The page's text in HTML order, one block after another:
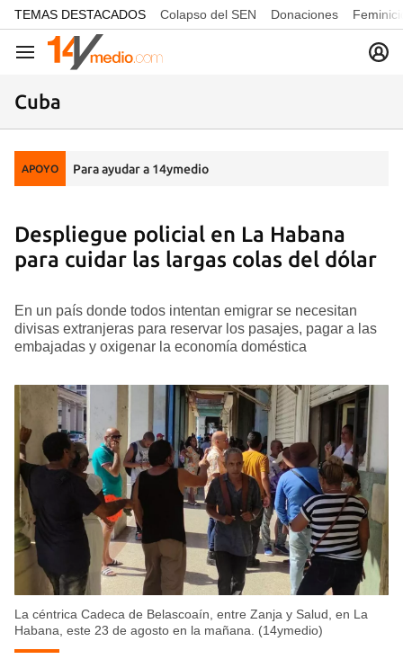
common.go-to-content
TEMAS DESTACADOS Colapso del SEN Donaciones
Navegación
Cuba
APOYO Para ayudar a 14ymedio
Despliegue policial en La Habana
para cuidar las largas colas del dólar
En un país donde todos intentan emigrar se necesitan
divisas extranjeras para reservar los pasajes, pagar a las
embajadas y oxigenar la economía doméstica
La céntrica Cadeca de Belascoaín, entre Zanja y Salud, en La
Habana, este 23 de agosto en la mañana. (14ymedio)